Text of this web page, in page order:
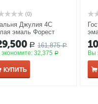
(0)
Джулия 4С
эмаль Форест
Групп (с туалетным
Р 161,875 Р
экономите:32,375 Р
КУПИТЬ
Вы